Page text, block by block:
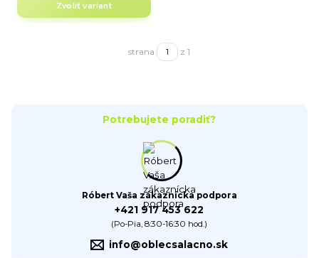
Zvoliť variant
strana z 1
Potrebujete poradiť?
Róbert Vaša zákaznícka podpora
+421 917 453 622
(Po-Pia, 8:30-16:30 hod.)
info@oblecsalacno.sk